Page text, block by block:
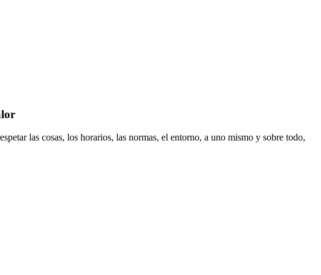
las cosas, los horarios, las normas, el entorno, a uno mismo y sobre todo,